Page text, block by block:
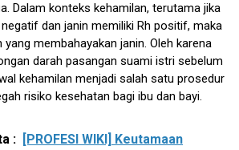
Dalam konteks kehamilan, terutama jika
dan janin memiliki Rh positif, maka
yang membahayakan janin. Oleh karena
darah pasangan suami istri sebelum
kehamilan menjadi salah satu prosedur
risiko kesehatan bagi ibu dan bayi.
:
[PROFESI WIKI] Keutamaan